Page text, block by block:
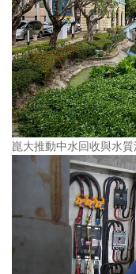
崑大推動中水回收與水